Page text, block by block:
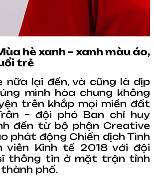
hè xanh – xanh màu áo,
trẻ
nữa lại đến, và cũng là dịp
mình hòa chung không
trên khắp mọi miền đất
– đội phó Ban chỉ huy
đến từ bộ phận Creative
phát động Chiến dịch Tình
viên Kinh tế 2018 với đội
thông tin ở mặt trận tỉnh
phố.